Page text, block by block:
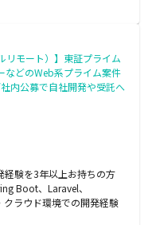
リモート）】東証プライム
などのWeb系プライム案件
内公募で自社開発や受託へ
験を3年以上お持ちの方
Boot、Laravel、
クラウド環境での開発経験